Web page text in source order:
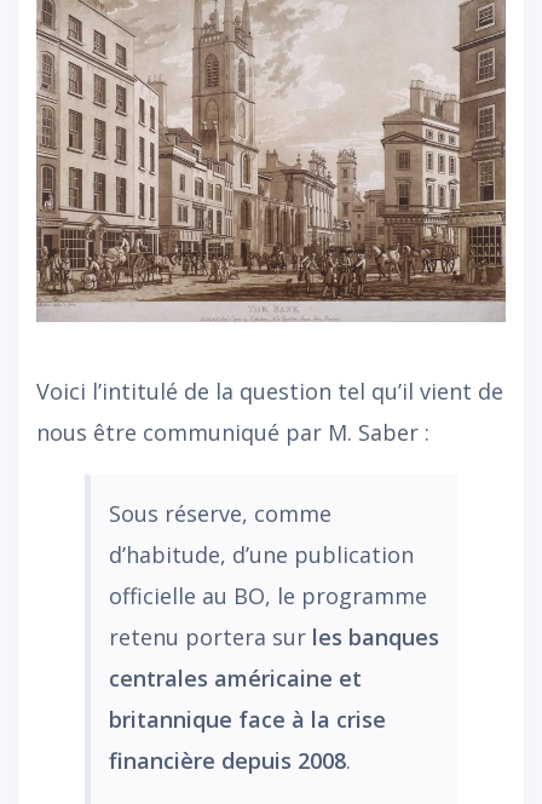
Voici l’intitulé de la question tel qu’il vient de
nous être communiqué par M. Saber :
Sous réserve, comme
d’habitude, d’une publication
officielle au BO, le programme
retenu portera sur les banques
centrales américaine et
britannique face à la crise
financière depuis 2008.